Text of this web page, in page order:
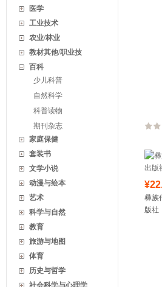
医学
工业技术
农业/林业
教材其他/职业技
百科
少儿科普
自然科学
科普读物
期刊杂志
家庭保健
套装书
文学小说
动漫与绘本
艺术
科学与自然
教育
旅游与地图
体育
历史与哲学
社会科学与心理学
彝族
版社